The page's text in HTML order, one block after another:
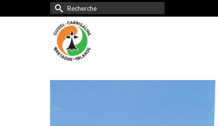
Rechercher :